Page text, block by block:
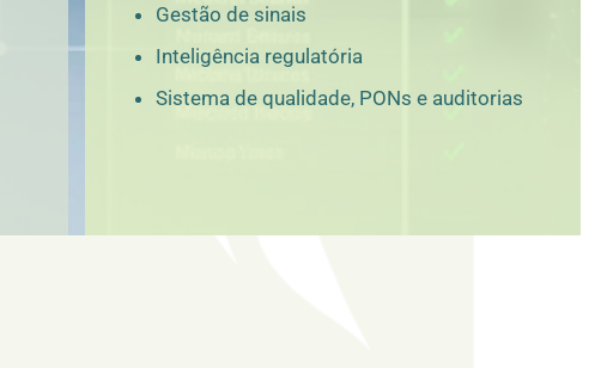
Gestão de sinais
Inteligência regulatória
Sistema de qualidade, PONs e auditorias